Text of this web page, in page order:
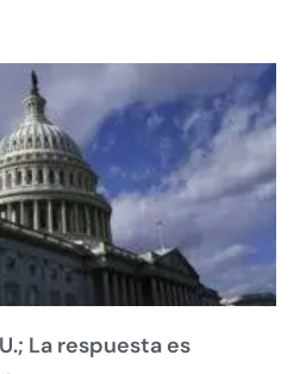
La respuesta es